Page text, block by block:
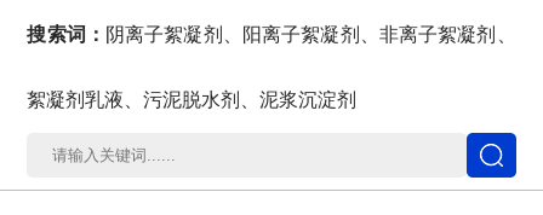
搜索词： 阴离子絮凝剂、阳离子絮凝剂、非离子絮凝剂、
絮凝剂乳液、污泥脱水剂、泥浆沉淀剂